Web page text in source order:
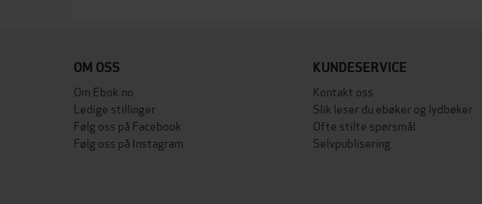
OM OSS
Om Ebok.no
Ledige stillinger
Følg oss på Facebook
Følg oss på Instagram
KUNDESERVICE
Kontakt oss
Slik leser du ebøker og lydbøker
Ofte stilte spørsmål
Selvpublisering